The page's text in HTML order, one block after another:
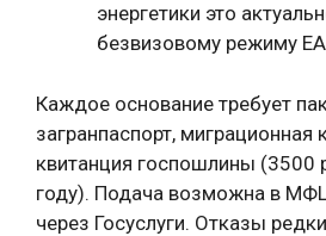
энергетики это
безвизовому режиму
Каждое основание требует
загранпаспорт, миграционная
квитанция госпошлины (3500
году). Подача возможна в
через Госуслуги. Отказы